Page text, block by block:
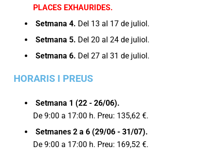
PLACES EXHAURIDES.
Setmana 4. Del 13 al 17 de juliol.
Setmana 5. Del 20 al 24 de juliol.
Setmana 6. Del 27 al 31 de juliol.
HORARIS I PREUS
Setmana 1 (22 - 26/06).
De 9:00 a 17:00 h. Preu: 135,62 €.
Setmanes 2 a 6 (29/06 - 31/07).
De 9:00 a 17:00 h. Preu: 169,52 €.